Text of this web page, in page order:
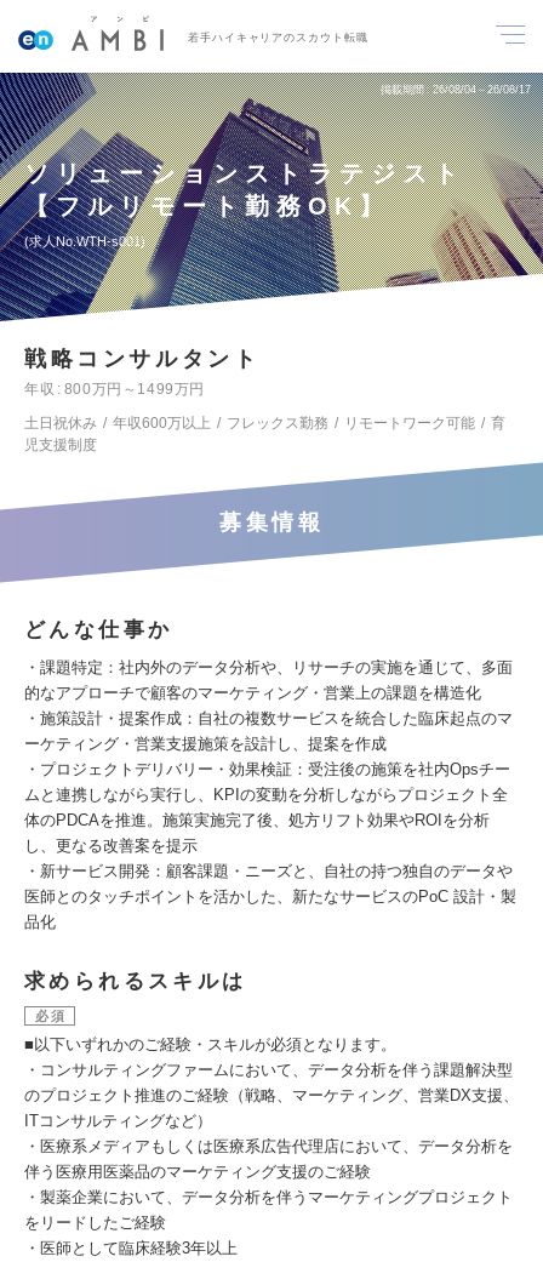
若手ハイキャリアのスカウト転職
掲載期間 26/08/04～26/08/17
ソリューションストラテジスト
【フルリモート勤務OK】
求人No.WTH-s001
戦略コンサルタント
年収
800万円～1499万円
土日祝休み
年収600万以上 フレックス勤務 リモートワーク可能
育
児支援制度
募集情報
どんな仕事か
・課題特定：社内外のデータ分析や、リサーチの実施を通じて、多面
的なアプローチで顧客のマーケティング・営業上の課題を構造化
・施策設計・提案作成：自社の複数サービスを統合した臨床起点のマ
ーケティング・営業支援施策を設計し、提案を作成
・プロジェクトデリバリー・効果検証：受注後の施策を社内Opsチー
ムと連携しながら実行し、KPIの変動を分析しながらプロジェクト全
体のPDCAを推進。施策実施完了後、処方リフト効果やROIを分析
し、更なる改善案を提示
・新サービス開発：顧客課題・ニーズと、自社の持つ独自のデータや
医師とのタッチポイントを活かした、新たなサービスのPoC 設計・製
品化
求められるスキルは
必須
■以下いずれかのご経験・スキルが必須となります。
・コンサルティングファームにおいて、データ分析を伴う課題解決型
のプロジェクト推進のご経験（戦略、マーケティング、営業DX支援、
ITコンサルティングなど）
・医療系メディアもしくは医療系広告代理店において、データ分析を
伴う医療用医薬品のマーケティング支援のご経験
・製薬企業において、データ分析を伴うマーケティングプロジェクト
をリードしたご経験
・医師として臨床経験3年以上